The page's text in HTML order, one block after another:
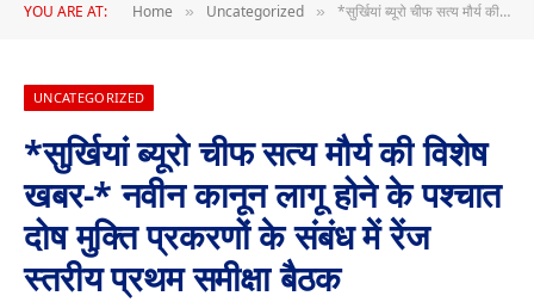
YOU ARE AT: Home » Uncategorized » *सुर्खियां ब्यूरो चीफ सत्य मौर्य की विशेष खबर-* नवीन कानून लागू होने के पश्चात दोष मुक्ति प्रकरणों के संबंध में रेंज स्तरीय प्रथम समीक्षा बैठक
UNCATEGORIZED
*सुर्खियां ब्यूरो चीफ सत्य मौर्य की विशेष
खबर-* नवीन कानून लागू होने के पश्चात
दोष मुक्ति प्रकरणों के संबंध में रेंज
स्तरीय प्रथम समीक्षा बैठक